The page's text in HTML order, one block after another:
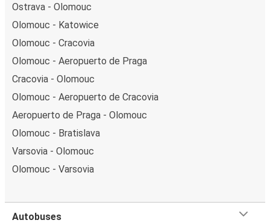
Ostrava - Olomouc
Olomouc - Katowice
Olomouc - Cracovia
Olomouc - Aeropuerto de Praga
Cracovia - Olomouc
Olomouc - Aeropuerto de Cracovia
Aeropuerto de Praga - Olomouc
Olomouc - Bratislava
Varsovia - Olomouc
Olomouc - Varsovia
Autobuses